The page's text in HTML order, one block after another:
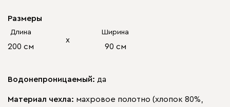
Размеры
Длина
200 см
х
Ширина
90 см
Водонепроницаемый: да
Материал чехла: махровое полотно (хлопок 80%,